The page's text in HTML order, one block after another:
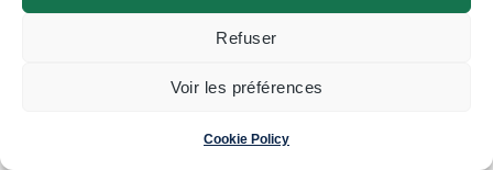
Refuser
Voir les préférences
Cookie Policy
2024
Made by